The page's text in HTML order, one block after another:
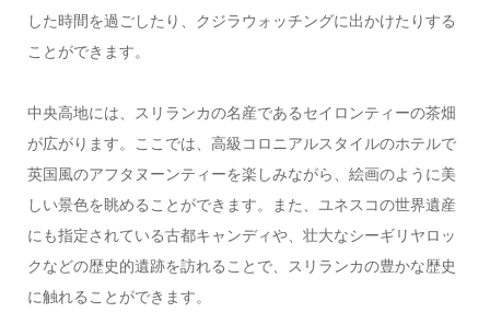
した時間を過ごしたり、クジラウォッチングに出かけたりする
ことができます。
中央高地には、スリランカの名産であるセイロンティーの茶畑
が広がります。ここでは、高級コロニアルスタイルのホテルで
英国風のアフタヌーンティーを楽しみながら、絵画のように美
しい景色を眺めることができます。また、ユネスコの世界遺産
にも指定されている古都キャンディや、壮大なシーギリヤロッ
クなどの歴史的遺跡を訪れることで、スリランカの豊かな歴史
に触れることができます。